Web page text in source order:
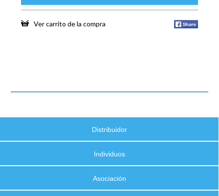
Ver carrito de la compra
Distribuidor
Individuos
Asociación